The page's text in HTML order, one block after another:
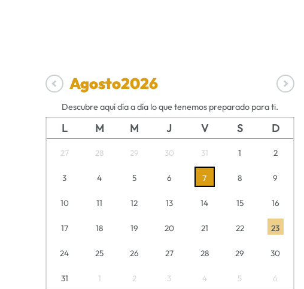
Agosto2026
Descubre aquí día a día lo que tenemos preparado para ti.
L M M J V S D
27 28 29 30 31 1 2
3 4 5 6 7 8 9
10 11 12 13 14 15 16
17 18 19 20 21 22 23
24 25 26 27 28 29 30
31 1 2 3 4 5 6